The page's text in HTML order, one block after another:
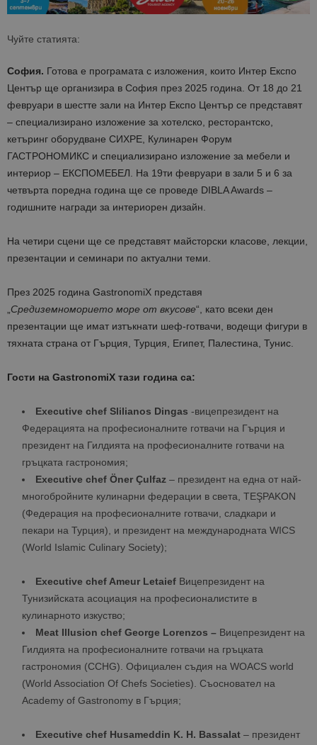
Чуйте статията:
София. Готова е програмата с изложения, които Интер Експо
Център ще организира в София през 2025 година. От 18 до 21
февруари в шестте зали на Интер Експо Център се представят
– специализирано изложение за хотелско, ресторантско,
кетъринг оборудване СИХРЕ, Кулинарен Форум
ГАСТРОНОМИКС и специализирано изложение за мебели и
интериор – ЕКСПОМЕБЕЛ. На 19ти февруари в зали 5 и 6 за
четвърта поредна година ще се проведе DIBLA Awards –
годишните награди за интериорен дизайн.
На четири сцени ще се представят майсторски класове, лекции,
презентации и семинари по актуални теми.
През 2025 година GastronomiХ представя
„Средиземноморието море от вкусове“, като всеки ден
презентации ще имат изтъкнати шеф-готвачи, водещи фигури в
тяхната страна от Гърция, Турция, Египет, Палестина, Тунис.
Гости на GastronomiХ тази година са:
Executive chef Slilianos Dingas -вицепрезидент на
Федерацията на професионалните готвачи на Гърция и
президент на Гилдията на професионалните готвачи на
гръцката гастрономия;
Executive chef Öner Çulfaz – президент на една от най-
многобройните кулинарни федерации в света, TEŞPAKON
(Федерация на професионалните готвачи, сладкари и
пекари на Турция), и президент на международната WICS
(World Islamic Culinary Society);
Executive chef Ameur Letaief Вицепрезидент на
Тунизийската асоциация на професионалистите в
кулинарното изкуство;
Meat Illusion chef George Lorenzos – Вицепрезидент на
Гилдията на професионалните готвачи на гръцката
гастрономия (CCHG). Официален съдия на WOACS world
(World Association Of Chefs Societies). Съосновател на
Academy of Gastronomy в Гърция;
Executive chef Husameddin K. H. Bassalat – президент